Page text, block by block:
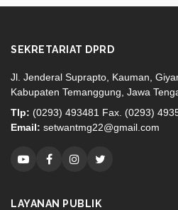
SEKRETARIAT DPRD
Jl. Jenderal Suprapto, Kauman,
Kabupaten Temanggung, Jawa
Tlp: (0293) 493481 Fax. (0293)
Email: setwantmg22@gmail.com
LAYANAN PUBLIK